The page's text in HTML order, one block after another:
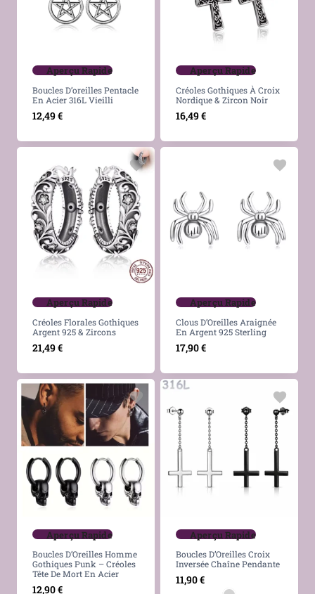
Aperçu Rapide
Boucles D’oreilles Pentacle
En Acier 316L Vieilli
12,49€
Aperçu Rapide
Créoles Gothiques À Croix
Nordique & Zircon Noir
16,49€
Aperçu Rapide
Créoles Florales Gothiques
Argent 925 & Zircons
21,49€
Aperçu Rapide
Clous D’Oreilles Araignée
En Argent 925 Sterling
17,90€
Aperçu Rapide
Boucles D’Oreilles Homme
Gothiques Punk – Créoles
Tête De Mort En Acier
12,90€
Aperçu Rapide
Boucles D’Oreilles Croix
Inversée Chaîne Pendante
11,90€